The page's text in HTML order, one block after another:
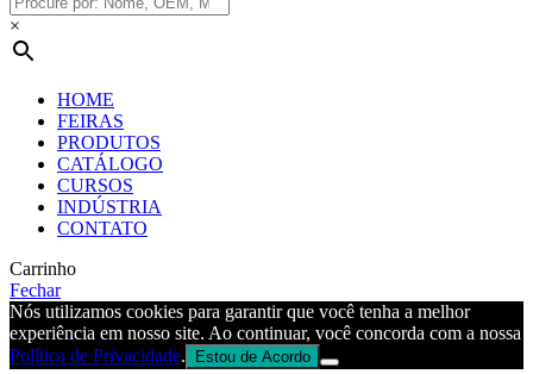
×
HOME
FEIRAS
PRODUTOS
CATÁLOGO
CURSOS
INDÚSTRIA
CONTATO
Carrinho
Fechar
Nós utilizamos cookies para garantir que você tenha a melhor
experiência em nosso site. Ao continuar, você concorda com a nossa
Política de Privacidade. Estou de Acordo